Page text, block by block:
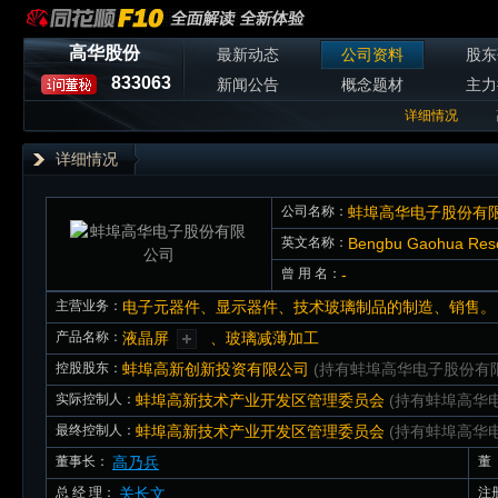
高华股份
833063
最新动态 公司资料
股
新闻公告
概念题材 主
详细情况
详细情况
公司名称： 蚌埠高华电子股份有
英文名称： Bengbu Gaohua
曾 用 名： -
主营业务： 电子元器件、显示器件、技术玻璃制品的制造、销售。
产品名称： 液晶屏 、玻璃减薄加工
控股股东： 蚌埠高新创新投资有限公司 (持有蚌埠高华电子股份有
实际控制人： 蚌埠高新技术产业开发区管理委员会 (持有蚌埠高华
最终控制人： 蚌埠高新技术产业开发区管理委员会 (持有蚌埠高华
董事长： 高乃兵
总 经 理：
关长文
注